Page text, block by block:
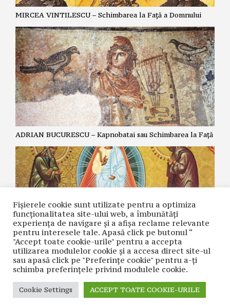
MIRCEA VINTILESCU – Schimbarea la Față a Domnului
ADRIAN BUCURESCU – Kapnobatai sau Schimbarea la Față
ZOE DANTES – Schimbarea la Față și cea de-a cincea
Evanghelie.
Fișierele cookie sunt utilizate pentru a optimiza
funcţionalitatea site-ului web, a îmbunătăţi
experienţa de navigare şi a afişa reclame relevante
pentru interesele tale. Apasă click pe butonul “
"Accept toate cookie-urile" pentru a accepta
utilizarea modulelor cookie şi a accesa direct site-ul
sau apasă click pe "Preferințe cookie" pentru a-ţi
schimba preferinţele privind modulele cookie.
Cookie Settings ACCEPT TOATE COOKIE-URILE